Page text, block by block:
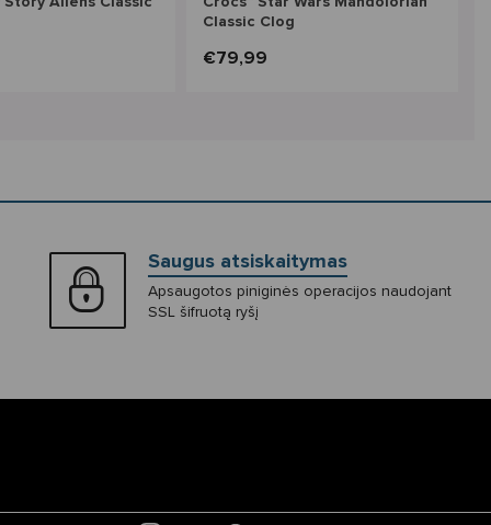
Classic Clog
€79,99
Saugus atsiskaitymas
Apsaugotos piniginės operacijos naudojant
SSL šifruotą ryšį